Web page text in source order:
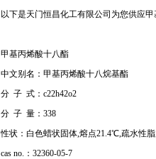
以下是天门恒昌化工有限公司为您供应
甲基丙烯酸十八酯
中文别名：甲基丙烯酸十八烷基酯
分 子 式：c22h42o2
分 子 量：338
性状：白色蜡状固体,熔点21.4℃,疏水性
cas no.：32360-05-7